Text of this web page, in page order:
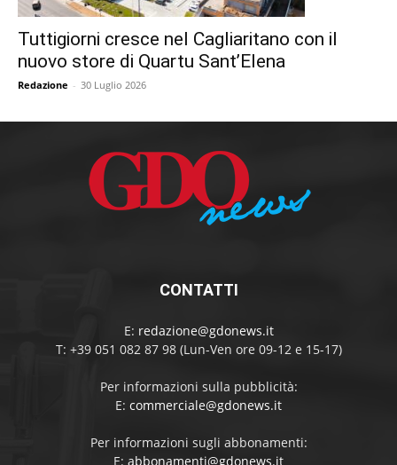
Tuttigiorni cresce nel Cagliaritano con il
nuovo store di Quartu Sant’Elena
Redazione - 30 Luglio 2026
CONTATTI
E: redazione@gdonews.it
T: +39 051 082 87 98 (Lun-Ven ore 09-12 e 15-17)
Per informazioni sulla pubblicità:
E: commerciale@gdonews.it
Per informazioni sugli abbonamenti:
E: abbonamenti@gdonews.it